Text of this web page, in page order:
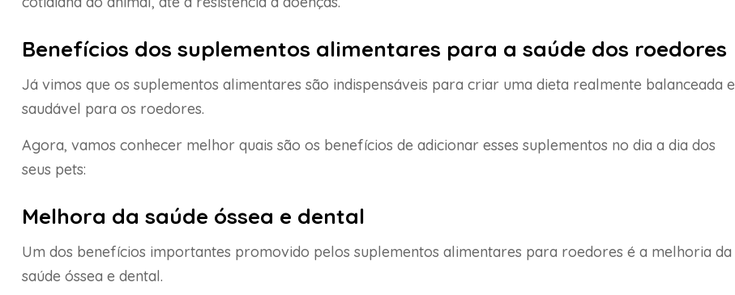
Benefícios dos suplementos alimentares para a saúde dos roedores
Já vimos que os suplementos alimentares são indispensáveis para criar uma dieta realmente balanceada e
saudável para os roedores.
Agora, vamos conhecer melhor quais são os benefícios de adicionar esses suplementos no dia a dia dos
seus pets:
Melhora da saúde óssea e dental
Um dos benefícios importantes promovido pelos suplementos alimentares para roedores é a melhoria da
saúde óssea e dental.